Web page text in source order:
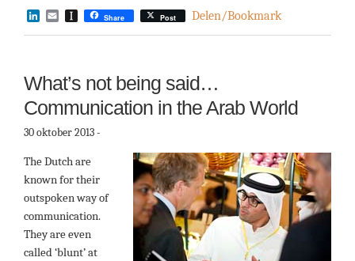
LinkedIn
EmailInstapaper
Share Post Delen/Bookmark
What’s not being said…
Communication in the Arab World
30 oktober 2013-
The Dutch are
known for their
outspoken way of
communication.
They are even
called ‘blunt’ at